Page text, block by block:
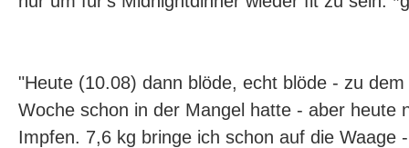
"Heute (10.08) dann blöde, echt blöde - zu
Woche schon in der Mangel hatte - aber heute
Impfen. 7,6 kg bringe ich schon auf die Waage